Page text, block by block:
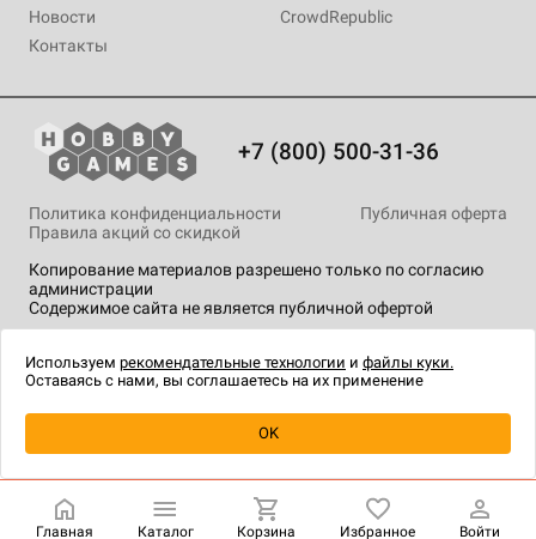
Новости
Контакты
CrowdRepublic
+7 (800) 500-31-36
Копирование материалов разрешено только по согласию
администрации
Содержимое сайта не является публичной офертой
Политика конфиденциальности
Публичная оферта
Правила акций со скидкой
технологии.
Главная Каталог Корзина Избранное Войти
Используем рекомендательные технологии и файлы куки.
Оставаясь с нами, вы соглашаетесь на их применение
OK